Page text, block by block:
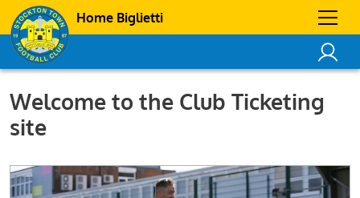
Home Biglietti
Welcome to the Club Ticketing
site